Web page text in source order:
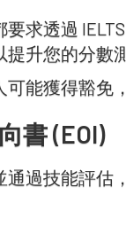
求透過
升您的分數
能獲得豁免
書 (EOI)
過技能評估